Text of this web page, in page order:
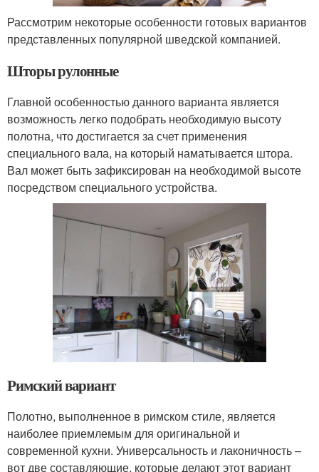
Рассмотрим некоторые особенности готовых вариантов
представленных популярной шведской компанией.
Шторы рулонные
Главной особенностью данного варианта является
возможность легко подобрать необходимую высоту
полотна, что достигается за счет применения
специального вала, на который наматывается штора.
Вал может быть зафиксирован на необходимой высоте
посредством специального устройства.
Римский вариант
Полотно, выполненное в римском стиле, является
наиболее приемлемым для оригинальной и
современной кухни. Универсальность и лаконичность –
вот две составляющие, которые делают этот вариант